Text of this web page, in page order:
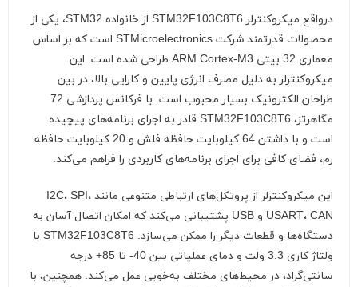
درواقع میکروکنترلر STM32F103C8T6 از خانواده STM32، یکی از
محصولات قدرتمند شرکت STMicroelectronics است که بر اساس
معماری 32 بیتی ARM Cortex-M3 طراحی شده است. این
میکروکنترلر به دلیل مصرف انرژی پایین و کارایی بالا، در بین
طراحان الکترونیک بسیار محبوب است. با فرکانس پردازشی 72
مگاهرتز، STM32F103C8T6 قادر به اجرای برنامه‌های پیچیده
است و با داشتن 64 کیلوبایت حافظه فلش و 20 کیلوبایت حافظه
رم، فضای کافی برای اجرای برنامه‌های کاربردی را فراهم می‌کند.
این میکروکنترلر از پروتکل‌های ارتباطی متنوعی مانند I2C، SPI،
USART، CAN و USB پشتیبانی می‌کند که امکان اتصال آسان به
دستگاه‌ها و قطعات دیگر را ممکن می‌سازد. STM32F103C8T6 با
ولتاژ کاری 3.3 ولت و دمای عملیاتی بین 40- تا 85+ درجه
سانتی‌گراد، در محیط‌های مختلف به‌خوبی عمل می‌کند. همچنین، با